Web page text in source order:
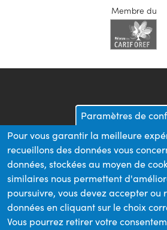
Membre du
Paramètres de
Pour vous garantir la meilleure
recueillons des données vous
données, stockées au moyen de
similaires nous permettent
poursuivre, vous devez accepter ou
données en cliquant sur le choix
Vous pourrez retirer votre